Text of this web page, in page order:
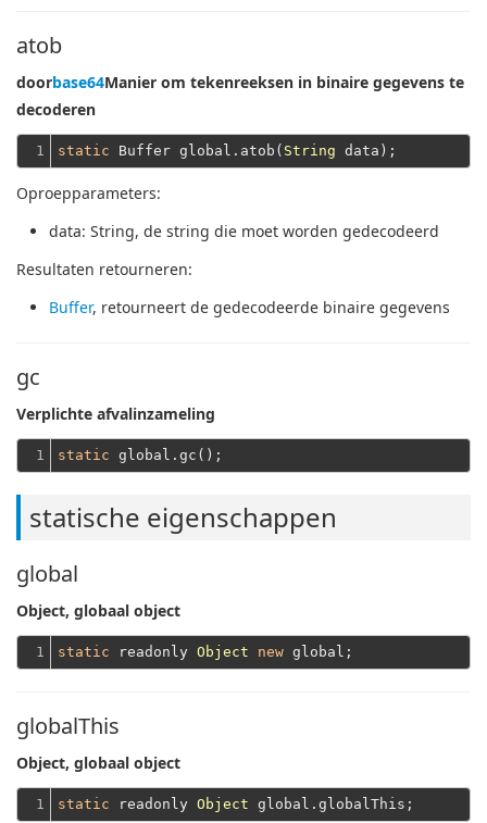
atob
doorbase64Manier om tekenreeksen in binaire gegevens te
decoderen
1 static Buffer global.atob( String
Oproepparameters:
data: String, de string die moet worden gedecodeerd
Resultaten retourneren:
Buffer, retourneert de gedecodeerde binaire gegevens
gc
Verplichte afvalinzameling
1 static
statische eigenschappen
global
Object, globaal object
1 static readonly Object new
globalThis
Object, globaal object
1 static readonly Object